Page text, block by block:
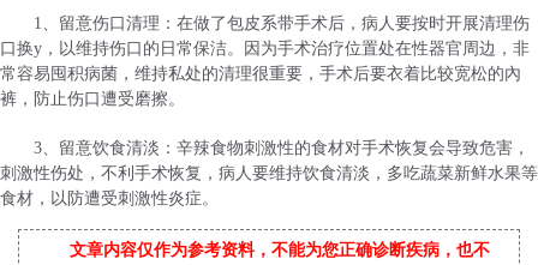
1、留意伤口清理：在做了包皮系带手术后，病人要按时开展清理伤
口换y，以维持伤口的日常保洁。因为手术治疗位置处在性器官周边，非
常容易囤积病菌，维持私处的清理很重要，手术后要衣着比较宽松的內
裤，防止伤口遭受磨擦。
3、留意饮食清淡：辛辣食物刺激性的食材对手术恢复会导致危害，
刺激性伤处，不利手术恢复，病人要维持饮食清淡，多吃蔬菜新鲜水果等
食材，以防遭受刺激性炎症。
文章内容仅作为参考资料，不能为您正确诊断疾病，也不